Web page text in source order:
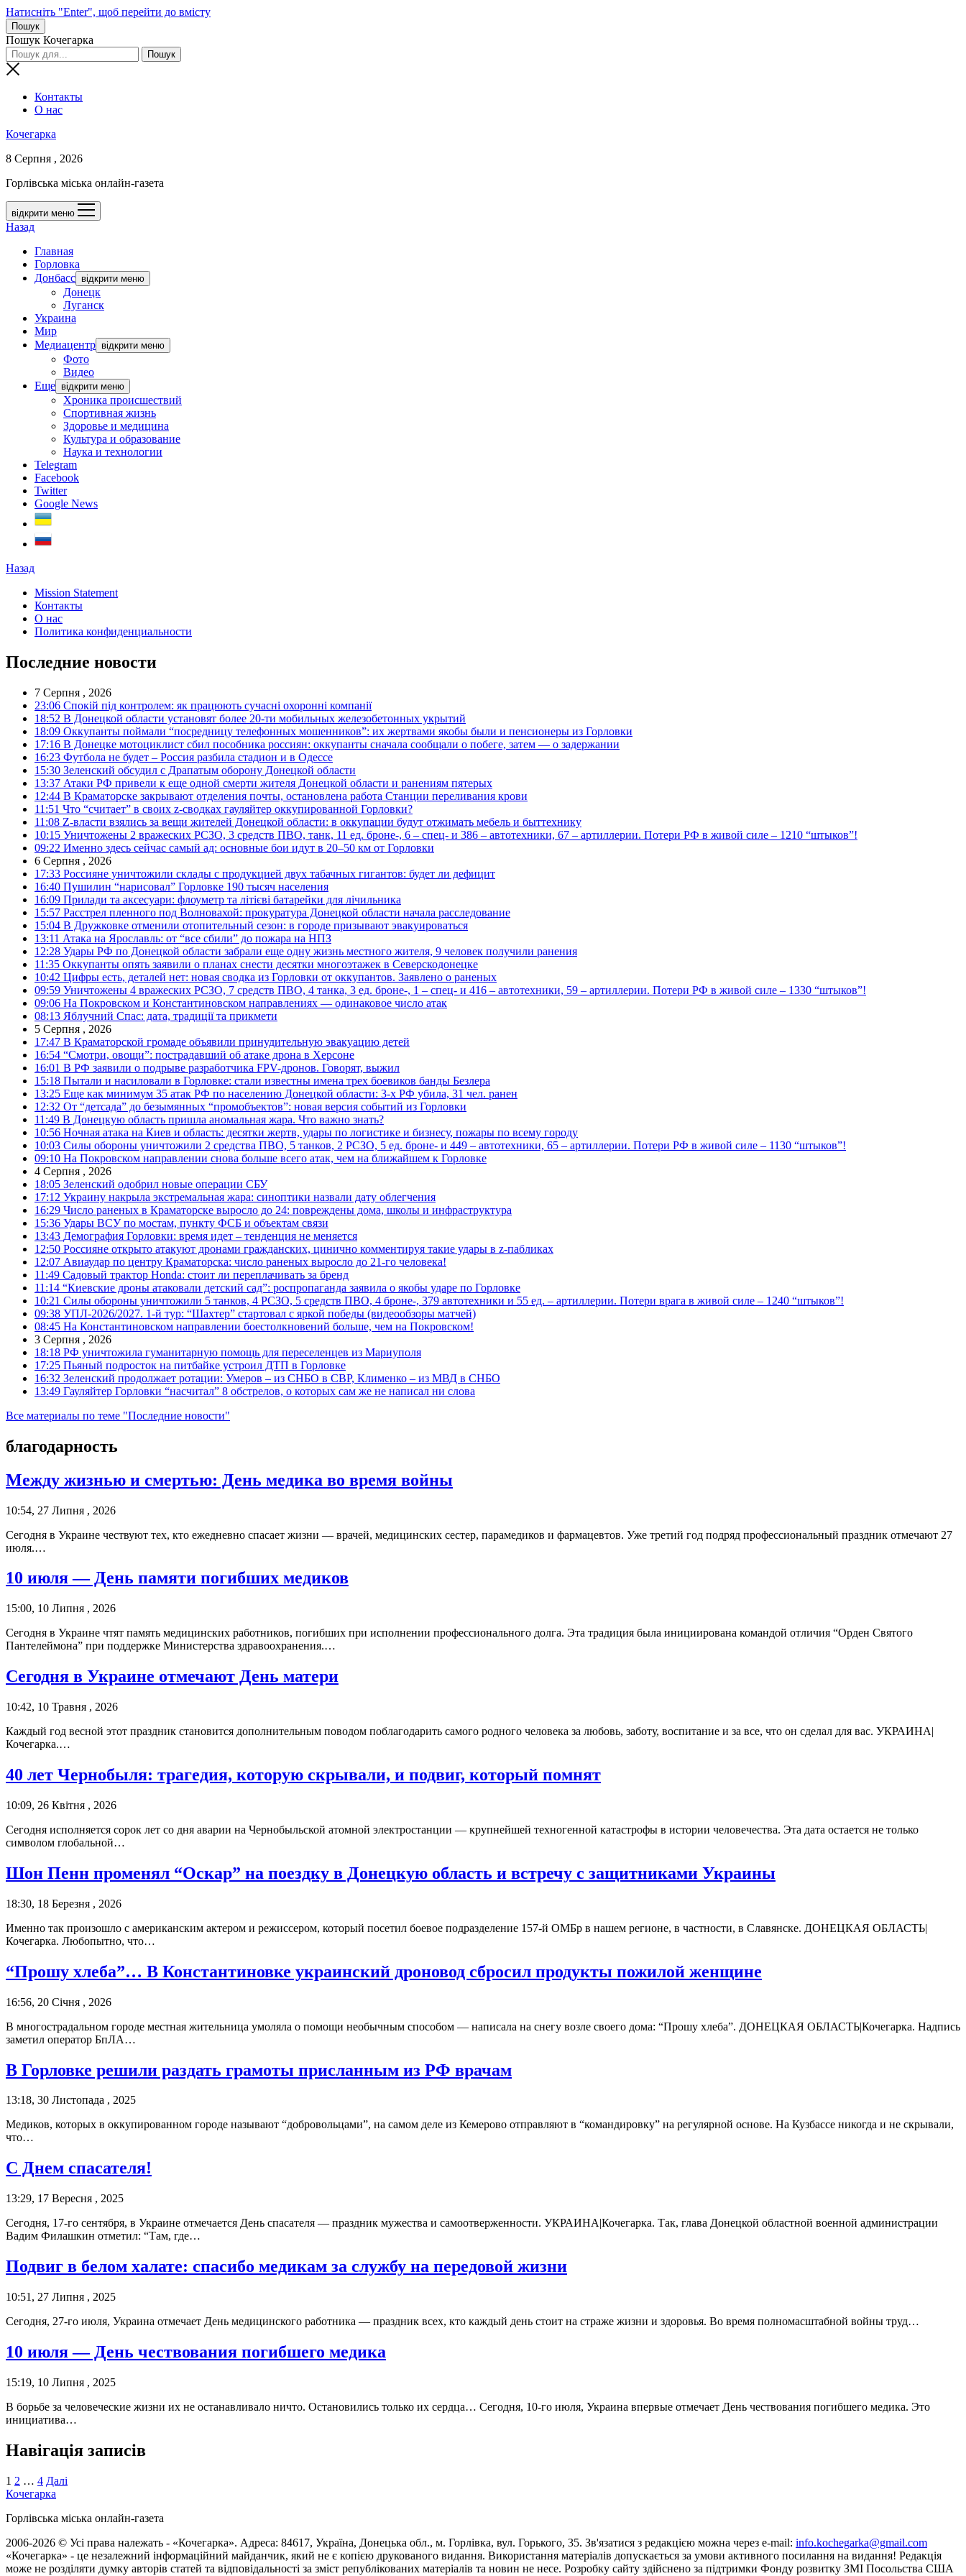
Натисніть "Enter", щоб перейти до вмісту
Пошук
Пошук Кочегарка
Контакты
О нас
Кочегарка
8 Серпня , 2026
Горлівська міська онлайн-газета
відкрити меню
Назад
Главная
Горловка
Донбасс відкрити меню
Донецк
Луганск
Украина
Мир
Медиацентр відкрити меню
Фото
Видео
Еще відкрити меню
Хроника происшествий
Спортивная жизнь
Здоровье и медицина
Культура и образование
Наука и технологии
Telegram
Facebook
Twitter
Google News
Назад
Mission Statement
Контакты
О нас
Политика конфиденциальности
Последние новости
7 Серпня , 2026
23:06 Спокій під контролем: як працюють сучасні охоронні компанії
18:52 В Донецкой области установят более 20-ти мобильных железобетонных укрытий
18:09 Оккупанты поймали “посредницу телефонных мошенников”: их жертвами якобы были и пенсионеры из Горловки
17:16 В Донецке мотоциклист сбил пособника россиян: оккупанты сначала сообщали о побеге, затем — о задержании
16:23 Футбола не будет – Россия разбила стадион и в Одессе
15:30 Зеленский обсудил с Драпатым оборону Донецкой области
13:37 Атаки РФ привели к еще одной смерти жителя Донецкой области и ранениям пятерых
12:44 В Краматорске закрывают отделения почты, остановлена работа Станции переливания крови
11:51 Что “считает” в своих z-сводках гауляйтер оккупированной Горловки?
11:08 Z-власти взялись за вещи жителей Донецкой области: в оккупации будут отжимать мебель и быттехнику
10:15 Уничтожены 2 вражеских РСЗО, 3 средств ПВО, танк, 11 ед. броне-, 6 – спец- и 386 – автотехники, 67 – артиллерии. Потери РФ в живой силе – 1210 “штыков”!
09:22 Именно здесь сейчас самый ад: основные бои идут в 20–50 км от Горловки
6 Серпня , 2026
17:33 Россияне уничтожили склады с продукцией двух табачных гигантов: будет ли дефицит
16:40 Пушилин “нарисовал” Горловке 190 тысяч населения
16:09 Прилади та аксесуари: флоуметр та літієві батарейки для лічильника
15:57 Расстрел пленного под Волновахой: прокуратура Донецкой области начала расследование
15:04 В Дружковке отменили отопительный сезон: в городе призывают эвакуироваться
13:11 Атака на Ярославль: от “все сбили” до пожара на НПЗ
12:28 Удары РФ по Донецкой области забрали еще одну жизнь местного жителя, 9 человек получили ранения
11:35 Оккупанты опять заявили о планах снести десятки многоэтажек в Северскодонецке
10:42 Цифры есть, деталей нет: новая сводка из Горловки от оккупантов. Заявлено о раненых
09:59 Уничтожены 4 вражеских РСЗО, 7 средств ПВО, 4 танка, 3 ед. броне-, 1 – спец- и 416 – автотехники, 59 – артиллерии. Потери РФ в живой силе – 1330 “штыков”!
09:06 На Покровском и Константиновском направлениях — одинаковое число атак
08:13 Яблучний Спас: дата, традиції та прикмети
5 Серпня , 2026
17:47 В Краматорской громаде объявили принудительную эвакуацию детей
16:54 “Смотри, овощи”: пострадавший об атаке дрона в Херсоне
16:01 В РФ заявили о подрыве разработчика FPV-дронов. Говорят, выжил
15:18 Пытали и насиловали в Горловке: стали известны имена трех боевиков банды Безлера
13:25 Еще как минимум 35 атак РФ по населению Донецкой области: 3-х РФ убила, 31 чел. ранен
12:32 От “детсада” до безымянных “промобъектов”: новая версия событий из Горловки
11:49 В Донецкую область пришла аномальная жара. Что важно знать?
10:56 Ночная атака на Киев и область: десятки жертв, удары по логистике и бизнесу, пожары по всему городу
10:03 Силы обороны уничтожили 2 средства ПВО, 5 танков, 2 РСЗО, 5 ед. броне- и 449 – автотехники, 65 – артиллерии. Потери РФ в живой силе – 1130 “штыков”!
09:10 На Покровском направлении снова больше всего атак, чем на ближайшем к Горловке
4 Серпня , 2026
18:05 Зеленский одобрил новые операции СБУ
17:12 Украину накрыла экстремальная жара: синоптики назвали дату облегчения
16:29 Число раненых в Краматорске выросло до 24: повреждены дома, школы и инфраструктура
15:36 Удары ВСУ по мостам, пункту ФСБ и объектам связи
13:43 Демография Горловки: время идет – тенденция не меняется
12:50 Россияне открыто атакуют дронами гражданских, цинично комментируя такие удары в z-пабликах
12:07 Авиаудар по центру Краматорска: число раненых выросло до 21-го человека!
11:49 Садовый трактор Honda: стоит ли переплачивать за бренд
11:14 “Киевские дроны атаковали детский сад”: роспропаганда заявила о якобы ударе по Горловке
10:21 Силы обороны уничтожили 5 танков, 4 РСЗО, 5 средств ПВО, 4 броне-, 379 автотехники и 55 ед. – артиллерии. Потери врага в живой силе – 1240 “штыков”!
09:38 УПЛ-2026/2027. 1-й тур: “Шахтер” стартовал с яркой победы (видеообзоры матчей)
08:45 На Константиновском направлении боестолкновений больше, чем на Покровском!
3 Серпня , 2026
18:18 РФ уничтожила гуманитарную помощь для переселенцев из Мариуполя
17:25 Пьяный подросток на питбайке устроил ДТП в Горловке
16:32 Зеленский продолжает ротации: Умеров – из СНБО в СВР, Клименко – из МВД в СНБО
13:49 Гауляйтер Горловки “насчитал” 8 обстрелов, о которых сам же не написал ни слова
Все материалы по теме "Последние новости"
благодарность
Между жизнью и смертью: День медика во время войны
10:54, 27 Липня , 2026
Сегодня в Украине чествуют тех, кто ежедневно спасает жизни — врачей, медицинских сестер, парамедиков и фармацевтов. Уже третий год подряд профессиональный праздник отмечают 27
июля.…
10 июля — День памяти погибших медиков
15:00, 10 Липня , 2026
Сегодня в Украине чтят память медицинских работников, погибших при исполнении профессионального долга. Эта традиция была инициирована командой отличия “Орден Святого
Пантелеймона” при поддержке Министерства здравоохранения.…
Сегодня в Украине отмечают День матери
10:42, 10 Травня , 2026
Каждый год весной этот праздник становится дополнительным поводом поблагодарить самого родного человека за любовь, заботу, воспитание и за все, что он сделал для вас. УКРАИНА|
Кочегарка.…
40 лет Чернобыля: трагедия, которую скрывали, и подвиг, который помнят
10:09, 26 Квітня , 2026
Сегодня исполняется сорок лет со дня аварии на Чернобыльской атомной электростанции — крупнейшей техногенной катастрофы в истории человечества. Эта дата остается не только
символом глобальной…
Шон Пенн променял “Оскар” на поездку в Донецкую область и встречу с защитниками Украины
18:30, 18 Березня , 2026
Именно так произошло с американским актером и режиссером, который посетил боевое подразделение 157-й ОМБр в нашем регионе, в частности, в Славянске. ДОНЕЦКАЯ ОБЛАСТЬ|
Кочегарка. Любопытно, что…
“Прошу хлеба”… В Константиновке украинский дроновод сбросил продукты пожилой женщине
16:56, 20 Січня , 2026
В многострадальном городе местная жительница умоляла о помощи необычным способом — написала на снегу возле своего дома: “Прошу хлеба”. ДОНЕЦКАЯ ОБЛАСТЬ|Кочегарка. Надпись
заметил оператор БпЛА…
В Горловке решили раздать грамоты присланным из РФ врачам
13:18, 30 Листопада , 2025
Медиков, которых в оккупированном городе называют “добровольцами”, на самом деле из Кемерово отправляют в “командировку” на регулярной основе. На Кузбассе никогда и не скрывали,
что…
С Днем спасателя!
13:29, 17 Вересня , 2025
Сегодня, 17-го сентября, в Украине отмечается День спасателя — праздник мужества и самоотверженности. УКРАИНА|Кочегарка. Так, глава Донецкой областной военной администрации
Вадим Филашкин отметил: “Там, где…
Подвиг в белом халате: спасибо медикам за службу на передовой жизни
10:51, 27 Липня , 2025
Сегодня, 27-го июля, Украина отмечает День медицинского работника — праздник всех, кто каждый день стоит на страже жизни и здоровья. Во время полномасштабной войны труд…
10 июля — День чествования погибшего медика
15:19, 10 Липня , 2025
В борьбе за человеческие жизни их не останавливало ничто. Остановились только их сердца… Сегодня, 10-го июля, Украина впервые отмечает День чествования погибшего медика. Это
инициатива…
Навігація записів
1 2 … 4 Далі
Кочегарка
Горлівська міська онлайн-газета
2006-2026 © Усі права належать - «Кочегарка». Адреса: 84617, Україна, Донецька обл., м. Горлівка, вул. Горького, 35. Зв'язатися з редакцією можна через e-mail: info.kochegarka@gmail.com
«Кочегарка» - це незалежний інформаційний майданчик, який не є копією друкованого видання. Використання матеріалів допускається за умови активного посилання на видання! Редакція
може не розділяти думку авторів статей та відповідальності за зміст републікованих матеріалів та новин не несе. Розробку сайту здійснено за підтримки Фонду розвитку ЗМІ Посольства США